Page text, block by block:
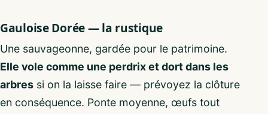
Gauloise Dorée — la rustique
Une sauvageonne, gardée pour le patrimoine.
Elle vole comme une perdrix et dort dans les
arbres si on la laisse faire — prévoyez la clôture
en conséquence. Ponte moyenne, œufs tout